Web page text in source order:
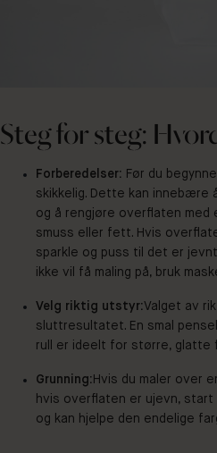
Steg for steg:
Forberedelser: Før du
skikkelig. Dette kan
og å rengjøre overflaten med
smuss eller fett. Hvis
sparkle og puss til det er
ikke vil få maling på, bruk
Velg riktig utstyr:Valget av
sluttresultatet. En smal
rull er ideelt for større, glatte
Grunning: Hvis du maler over
hvis overflaten er ujevn, start
og kan hjelpe den endelige